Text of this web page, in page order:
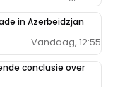
in Azerbeidzjan
Vandaag, 12:55
conclusie over